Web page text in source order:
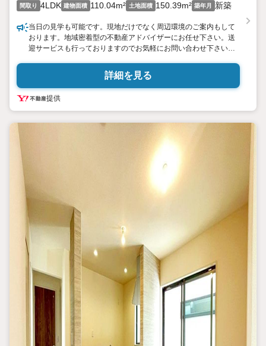
間取り 4LDK 建物面積 110.04m² 土地面積 150.39m² 築年月 新築
当日の見学も可能です。現地だけでなく周辺環境のご案内もして
おります。地域密着型の不動産アドバイザーにお任せ下さい。送
迎サービスも行っておりますのでお気軽にお問い合わせ下さい。
・まずは何といっても全棟敷地面積150平米超えの前面公道6m以
上に面した日当たり通風良好な全8邸の分譲地、最終5邸のご紹介
・デザイナーズハウス全棟完成しております！いつでもご見学い
ただけます
・JR武蔵野線「船橋法典」駅徒歩23分利用可能な生活環境が整って
いる立地です
・玄関を開けると広々ホールが気持ちいい空間＋広々土間収納付
・各お部屋の広さは十分に確保しており、ウォークインクローゼ
・1階リビングフロアは20帖超えの家具の配置がしやすい広々空
間＋リビング上部吹き抜け天井採用で開放感アップ
・食洗器付きシステムキッチンやリビング床暖房2面設置、浴室乾
燥機など住宅設備は充実
・頭金0円からご購入が可能です
・月々11万円台のお支払いで大型4LDK2階建てにお住まいいただ
けます
詳細を見る
提供